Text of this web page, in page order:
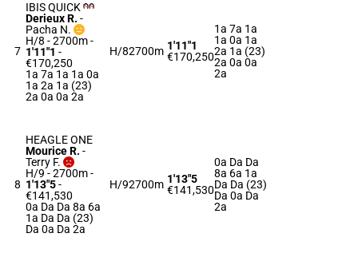
7
IBIS QUICK
Derieux R. -
Pacha N.
H/8 - 2700m-
1'11"1 -
€170,250
1a 7a 1a 1a 0a
1a 2a 1a (23)
2a 0a 0a 2a
H/82700m 1'11"1
€170,250
1a 7a 1a
1a 0a 1a
2a 1a (23)
2a 0a 0a
2a
8
HEAGLE ONE
Mourice R. -
Terry F.
H/9 - 2700m-
1'13"5-
€141,530
0a Da Da 8a 6a
1a Da Da (23)
Da 0a Da 2a
H/92700m 1'13"5
€141,530
0a Da Da
8a 6a 1a
Da Da (23)
Da 0a Da
2a